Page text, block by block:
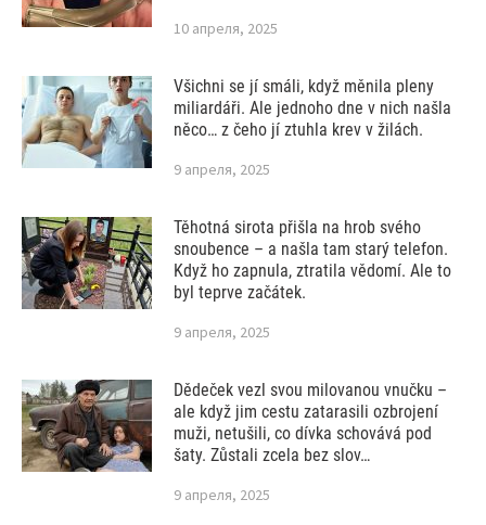
10 апреля, 2025
Všichni se jí smáli, když měnila pleny
miliardáři. Ale jednoho dne v nich našla
něco… z čeho jí ztuhla krev v žilách.
9 апреля, 2025
Těhotná sirota přišla na hrob svého
snoubence – a našla tam starý telefon.
Když ho zapnula, ztratila vědomí. Ale to
byl teprve začátek.
9 апреля, 2025
Dědeček vezl svou milovanou vnučku –
ale když jim cestu zatarasili ozbrojení
muži, netušili, co dívka schovává pod
šaty. Zůstali zcela bez slov…
9 апреля, 2025